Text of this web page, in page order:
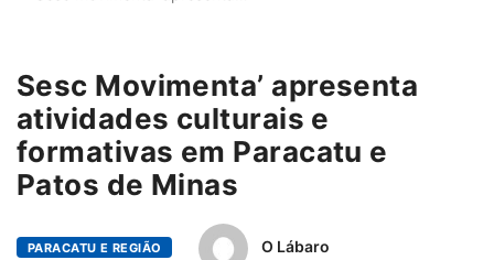
Sesc Movimenta’ apresenta
atividades culturais e
formativas em Paracatu e
Patos de Minas
PARACATU E REGIÃO O Lábaro